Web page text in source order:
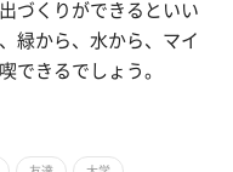
づくりができるといい
緑から、水から、マイ
できるでしょう。